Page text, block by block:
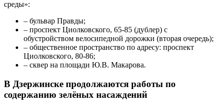
среды»:
– бульвар Правды;
– проспект Циолковского, 65-85 (дублер) с
обустройством велосипедной дорожки (вторая очередь);
– общественное пространство по адресу: проспект
Циолковского, 80-86;
– сквер на площади Ю.В. Макарова.
В Дзержинске продолжаются работы по
содержанию зелёных насаждений